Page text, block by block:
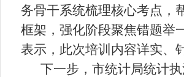
务骨干系统梳理核心考点，
框架，强化阶段聚焦错题举
表示，此次培训内容详实、
下一步，市统计局统计